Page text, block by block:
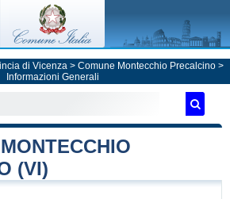
di Vicenza > Comune Montecchio Precalcino >
Informazioni Generali
(VI)